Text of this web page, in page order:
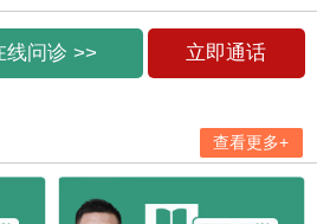
线问诊 >> 立即通话
查看更多+